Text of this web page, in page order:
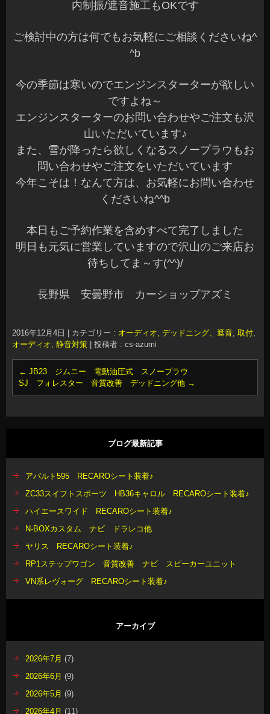
内制振/遮音施工もOKです
ご検討中の方は何でもお気軽にご相談くださいね^
^b
今の季節は寒いのでエンジンスターターが欲しい
ですよね～
エンジンスターターのお問い合わせやご注文も沢
山いただいています♪
また、雪が降ったら欲しくなるスノープラウもお
問い合わせやご注文をいただいています
今年こそは！なんて方は、お気軽にお問い合わせ
くださいね^^b
本日もご予約作業を含めすべて完了しました
明日も元気に営業していますので沢山のご来店お
待ちしてま～す(^^)/
長野県 安曇野市 カーショップアズミ
2016年12月4日 カテゴリー : オーディオ, デッドニング、遮音, 取付,
オーディオ, 静音対策
投稿者 : cs-azumi
← JB23 ジムニー 電動油圧式 スノープラウ
SJ フォレスター 音質改善 デッドニング他 →
ブログ最新記事
アバルト595 RECAROシート装着♪
ZC33スイフトスポーツ HB36キャロル RECAROシート装着♪
ハイエースワイド RECAROシート装着♪
N-BOXカスタム ナビ ドラレコ他
ヤリス RECAROシート装着♪
RP1ステップワゴン 音質改善 ナビ スピーカーユニット
VN系レヴォーグ RECAROシート装着♪
アーカイブ
2026年7月 (7)
2026年6月 (9)
2026年5月 (9)
2026年4月 (11)